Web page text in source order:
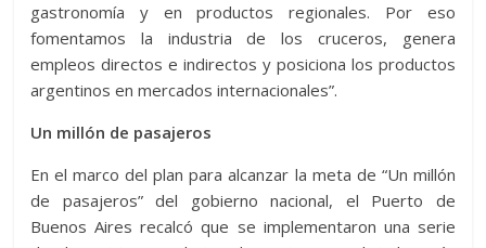
gastronomía y en productos regionales. Por eso
fomentamos la industria de los cruceros, genera
empleos directos e indirectos y posiciona los productos
argentinos en mercados internacionales”.
Un millón de pasajeros
En el marco del plan para alcanzar la meta de “Un millón
de pasajeros” del gobierno nacional, el Puerto de
Buenos Aires recalcó que se implementaron una serie